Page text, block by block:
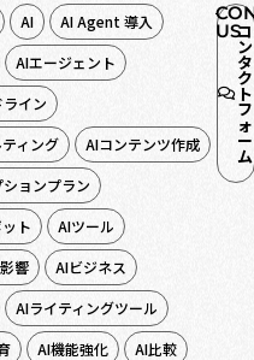
AI
AI Agent 導入
AIエージェント
イン
ィング
AIコンテンツ作成
ョンプラン
ト
AIツール
響
AIビジネス
AIライティングツール
AI機能強化
AI比較
USコ
ン
タ
ク
ト
フ
ォ
ー
ム